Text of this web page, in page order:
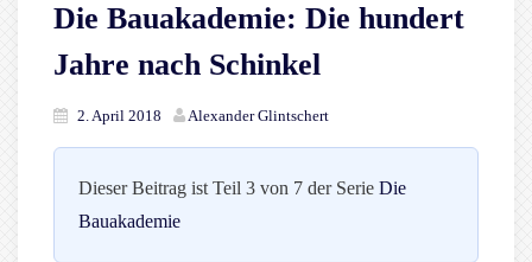
Die Bauakademie: Die hundert
Jahre nach Schinkel
2. April 2018 Alexander Glintschert
Dieser Beitrag ist Teil 3 von 7 der Serie Die
Bauakademie